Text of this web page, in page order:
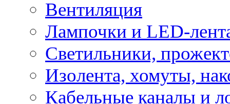
Вентиляция
Лампочки и LED-
Светильники,
Изолента, хомуты,
Кабельные каналы и